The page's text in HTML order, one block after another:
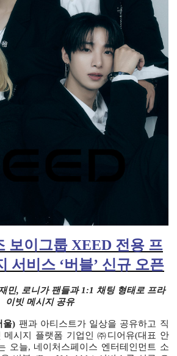
보이그룹 XEED 전용 프
서비스 ‘버블’ 신규 오픈
민, 로니가 팬들과 1:1 채팅 형태로 프라
이빗 메시지 공유
울) 팬과 아티스트가 일상을 공유하고 직
메시지 플랫폼 기업인 ㈜디어유(대표 안
오늘, 네이처스페이스 엔터테인먼트 소